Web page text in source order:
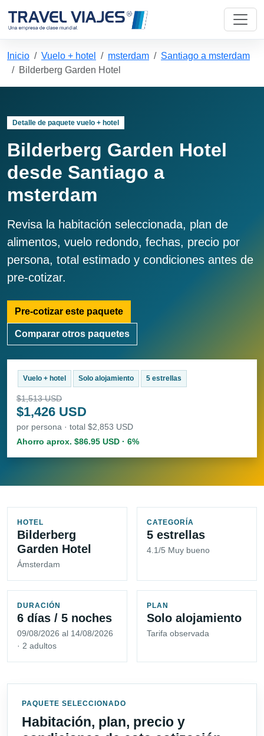
Inicio Vuelo + hotel msterdam
Santiago a msterdam
Bilderberg Garden Hotel
Detalle de paquete vuelo + hotel
Bilderberg Garden Hotel
desde Santiago a
msterdam
Revisa la habitación seleccionada, plan de
alimentos, vuelo redondo, fechas, precio por
persona, total estimado y condiciones antes de
pre-cotizar.
Pre-cotizar este paquete
Comparar otros paquetes
Vuelo + hotel Solo alojamiento 5 estrellas
$1,513 USD
$1,426 USD
por persona · total $2,853 USD
Ahorro aprox. $86.95 USD · 6%
HOTEL
Bilderberg
Garden Hotel
Ámsterdam
CATEGORÍA
5 estrellas
4.1/5 Muy bueno
DURACIÓN
6 días / 5 noches
09/08/2026 al 14/08/2026
· 2 adultos
PLAN
Solo alojamiento
Tarifa observada
PAQUETE SELECCIONADO
Habitación, plan, precio y